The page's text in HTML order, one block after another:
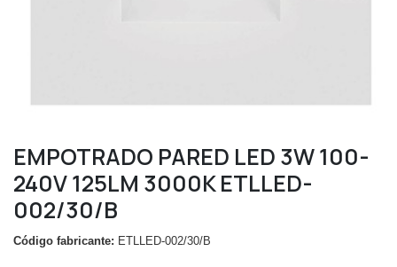
EMPOTRADO PARED LED 3W 100-
240V 125LM 3000K ETLLED-
002/30/B
Código fabricante: ETLLED-002/30/B